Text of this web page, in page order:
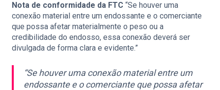
Nota de conformidade da FTC “Se houver uma
conexão material entre um endossante e o comerciante
que possa afetar materialmente o peso ou a
credibilidade do endosso, essa conexão deverá ser
divulgada de forma clara e evidente.”
“Se houver uma conexão material entre um
endossante e o comerciante que possa afetar